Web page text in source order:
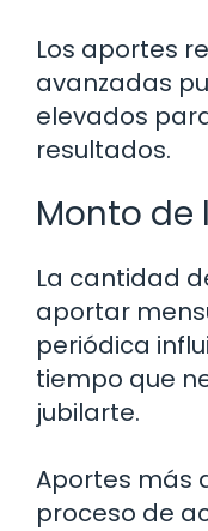
Los aportes
avanzadas
elevados
resultados.
Monto de
La cantidad
aportar
periódica
tiempo que
jubilarte.
Aportes más
proceso de